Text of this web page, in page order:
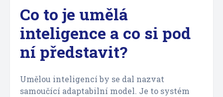
Co to je umělá
inteligence a co si pod
ní představit?
Umělou inteligencí by se dal nazvat
samoučící adaptabilní model. Je to systém